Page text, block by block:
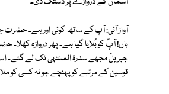
آواز آئی: آپ کے ساتھ کوئی اور ہے۔ حضرت
ہاں! آپؐ کو بُلایا گیا ہے۔ پھر دروازہ
جبریلؑ مجھے سدرۃ المنتہی تک لے گئے۔
قوسین کے مرتبے کو پہنچے جو نہ کسی کو